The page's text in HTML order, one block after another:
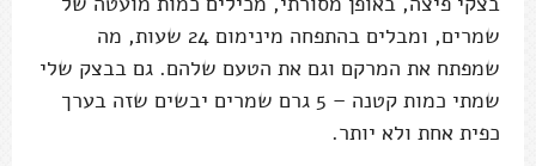
שמרים, ומבלים בהתפחה מינימום 24 שעות, מה
שמפתח את המרקם וגם את הטעם שלהם. גם בבצק שלי
שמתי כמות קטנה – 5 גרם שמרים יבשים שזה בערך
כפית אחת ולא יותר.